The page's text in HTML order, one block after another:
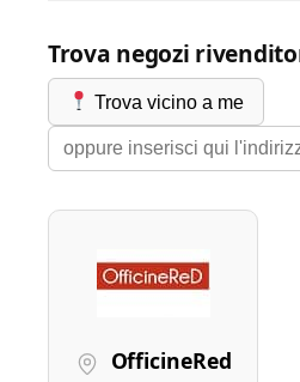
Trova negozi
Trova vicino a me
OfficineRed